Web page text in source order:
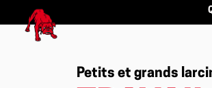
Petits et grands